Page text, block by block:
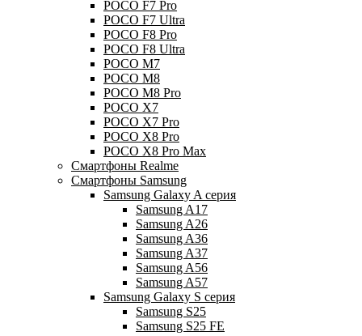
POCO F7 Pro
POCO F7 Ultra
POCO F8 Pro
POCO F8 Ultra
POCO M7
POCO M8
POCO M8 Pro
POCO X7
POCO X7 Pro
POCO X8 Pro
POCO X8 Pro Max
Смартфоны Realme
Смартфоны Samsung
Samsung Galaxy A серия
Samsung A17
Samsung A26
Samsung A36
Samsung A37
Samsung A56
Samsung A57
Samsung Galaxy S серия
Samsung S25
Samsung S25 FE